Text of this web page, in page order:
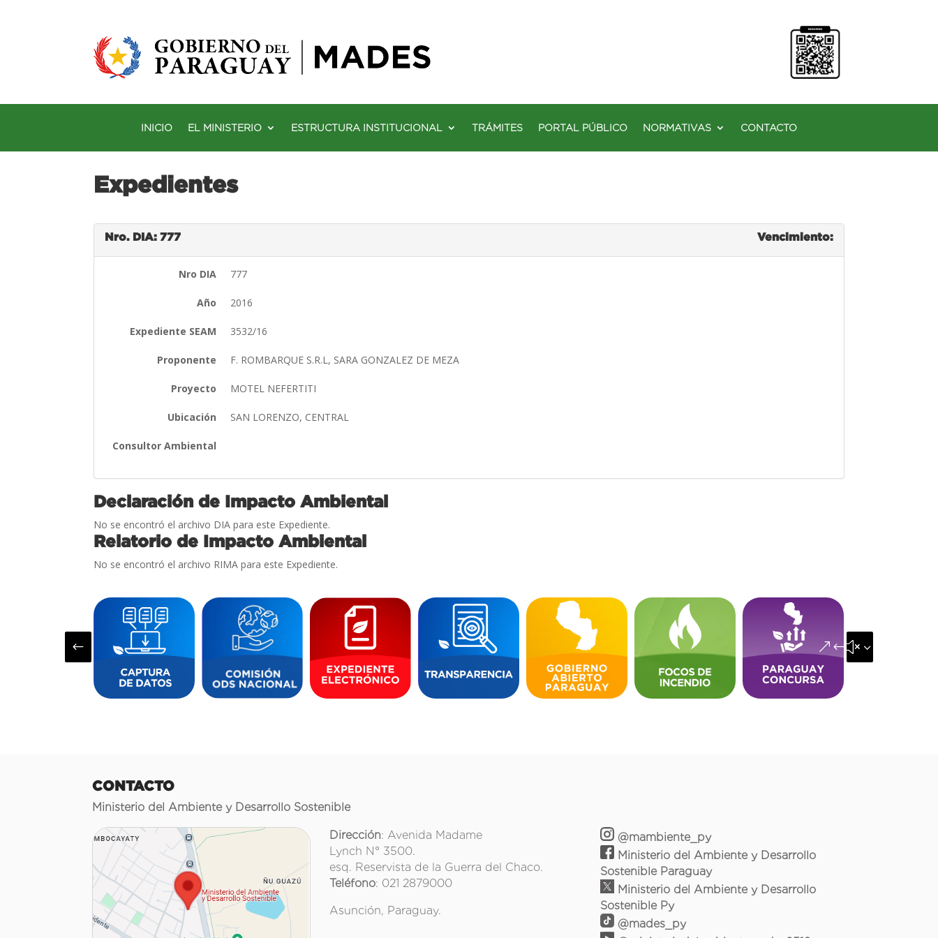
INICIO EL MINISTERIO ESTRUCTURA INSTITUCIONAL TRÁMITES PORTAL PÚBLICO NORMATIVAS CONTACTO
Expedientes
Nro. DIA: 777 Vencimiento:
Nro DIA 777
Año 2016
Expediente SEAM 3532/16
Proponente F. ROMBARQUE S.R.L, SARA GONZALEZ DE MEZA
Proyecto MOTEL NEFERTITI
Ubicación SAN LORENZO, CENTRAL
Consultor Ambiental
Declaración de Impacto Ambiental
No se encontró el archivo DIA para este Expediente.
Relatorio de Impacto Ambiental
No se encontró el archivo RIMA para este Expediente.
# &#x35;
CONTACTO
Ministerio del Ambiente y Desarrollo Sostenible
Dirección: Avenida Madame
Lynch N° 3500.
esq. Reservista de la Guerra del Chaco.
Teléfono: 021 2879000
Asunción, Paraguay.
@mambiente_py
Ministerio del Ambiente y Desarrollo
Sostenible Paraguay
Ministerio del Ambiente y Desarrollo
Sostenible Py
@mades_py